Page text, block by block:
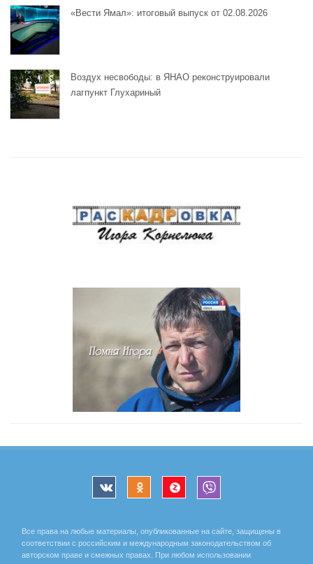
«Вести Ямал»: итоговый выпуск от 02.08.2026
Воздух несвободы: в ЯНАО реконструировали
лагпункт Глухариный
Все права на любые материалы, опубликованные на сайте, защищены в
соответствии с российским и международным законодательством об
авторском праве и смежных правах. При любом использовании